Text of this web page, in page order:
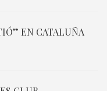
EN CATALUÑA